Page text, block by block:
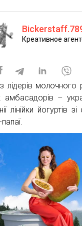
Креативное
лідерів
амбасадорів –
лінійки